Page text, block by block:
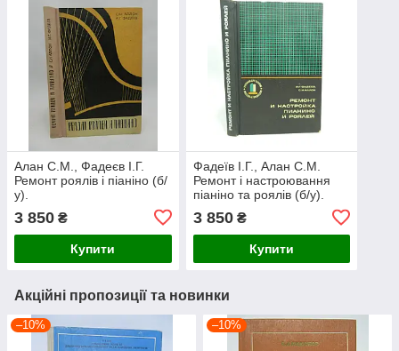
Алан С.М., Фадеєв І.Г.
Ремонт роялів і піаніно (б/
у).
3 850 ₴
Купити
Фадеїв І.Г., Алан С.М.
Ремонт і настроювання
піаніно та роялів (б/у).
3 850₴
Купити
Акційні пропозиції та новинки
–10% –10%